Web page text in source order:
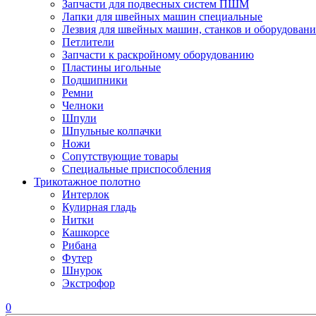
Запчасти для подвесных систем ПШМ
Лапки для швейных машин специальные
Лезвия для швейных машин, станков и
Петлители
Запчасти к раскройному оборудованию
Пластины игольные
Подшипники
Ремни
Челноки
Шпули
Шпульные колпачки
Ножи
Сопутствующие товары
Специальные приспособления
Трикотажное полотно
Интерлок
Кулирная гладь
Нитки
Кашкорсе
Рибана
Футер
Шнурок
Экстрофор
0